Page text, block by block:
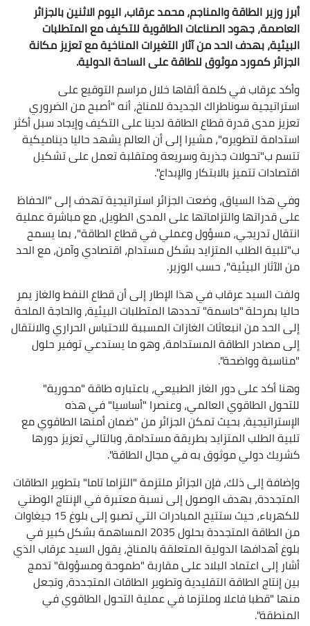
أبرز وزير الطاقة والمناجم، محمد عرقاب، اليوم الاثنين بالجزائر
العاصمة، جهود الصناعات الطاقوية للتكيف مع المتطلبات
البيئية، بهدف الحد من آثار التغيرات المناخية مع تعزيز مكانة
الجزائر كمورد موثوق للطاقة على الساحة الدولية.
وأكد عرقاب في كلمة ألقاها خلال مراسم التوقيع على
استراتيجية سوناطراك الجديدة للمناخ، أنه "أصبح من الضروري
تعزيز مدى قدرة قطاع الطاقة لدينا على التكيف وإيجاد سبل أكثر
استدامة لتطويره"، مشيرا إلى أن العالم يشهد حاليا ديناميكية
تتسم ب"تحولات جذرية وسريعة ومتقلبة تعمل على تشكيل
اقتصادات تتميز بالابتكار والإبداع".
وفي هذا السياق، وضعت الجزائر استراتيجية تهدف إلى "الحفاظ
على قدراتها والتزاماتها على المدى الطويل، مع مباشرة عملية
انتقال تدريجي، مسؤول وعملي في قطاع الطاقة"، بما يسمح
ب"تلبية الطلب المتزايد بشكل مستدام، اقتصادي وآمن، مع الحد
من الآثار البيئية"، حسب الوزير.
ولفت السيد عرقاب في هذا الإطار إلى أن قطاع النفط والغاز يمر
حاليا بمرحلة "حاسمة" تحددها المتطلبات البيئية، والحاجة الملحة
إلى الحد من انبعاثات الغازات المسببة للاحتباس الحراري والانتقال
إلى مصادر الطاقة المستدامة، وهو ما يستدعي توفير حلول
"مناسبة وواضحة".
وهنا أكد على دور الغاز الطبيعي، باعتباره طاقة "محورية"
للتحول الطاقوي العالمي، وعنصرا "أساسيا" في هذه
الإستراتيجية، بحيث تمكن الجزائر من "ضمان أمنها الطاقوي مع
تلبية الطلب المتزايد بطريقة مستدامة، وبالتالي تعزيز دورها
كشريك دولي موثوق به في مجال الطاقة".
وإضافة إلى ذلك، فإن الجزائر ملتزمة "التزاما تاما" بتطوير الطاقات
المتجددة، بهدف الوصول إلى نسبة معتبرة في الإنتاج الوطني
للكهرباء، حيث ستتيح المبادرات التي تصبو إلى بلوغ 15 جيغاوات
من الطاقة المتجددة بحلول 2035 المساهمة بشكل كبير في
بلوغ أهدافها الدولية المتعلقة بالمناخ، يقول السيد عرقاب الذي
أشار إلى اعتماد البلاد على مقاربة "طموحة ومسؤولة" تدمج
بين إنتاج الطاقة التقليدية وتطوير الطاقات المتجددة، وتجعل
منها "قطبا فاعلا وملتزما في عملية التحول الطاقوي في
المنطقة".